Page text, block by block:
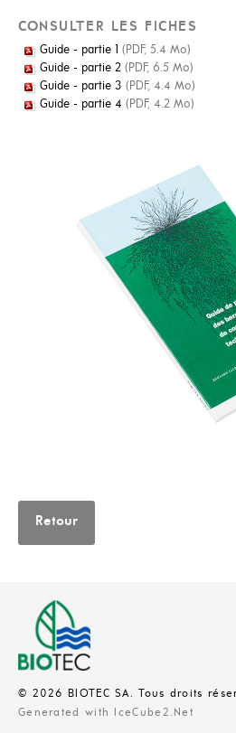
CONSULTER LES FICHES
Guide - partie 1 (PDF, 5.4 Mo)
Guide - partie 2 (PDF, 6.5 Mo)
Guide - partie 3 (PDF, 4.4 Mo)
Guide - partie 4 (PDF, 4.2 Mo)
Retour
© 2026 BIOTEC SA. Tous droits
Generated with IceCube2.Net